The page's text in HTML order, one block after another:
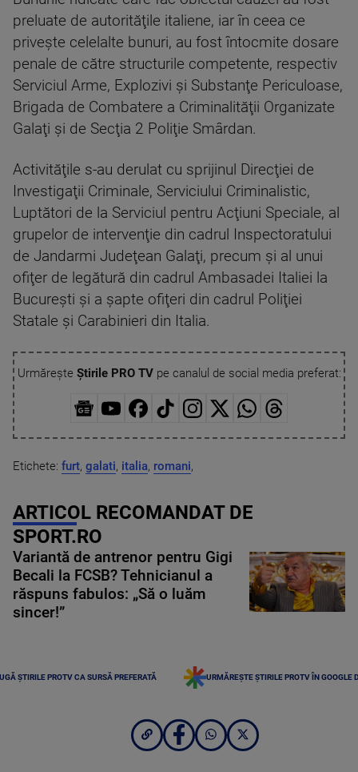
preluate de autorităţile italiene, iar în ceea ce
priveşte celelalte bunuri, au fost întocmite dosare
penale de către structurile competente, respectiv
Serviciul Arme, Explozivi şi Substanţe Periculoase,
Brigada de Combatere a Criminalităţii Organizate
Galaţi şi de Secţia 2 Poliţie Smârdan.
Activităţile s-au derulat cu sprijinul Direcţiei de
Investigaţii Criminale, Serviciului Criminalistic,
Luptători de la Serviciul pentru Acţiuni Speciale, al
grupelor de intervenţie din cadrul Inspectoratului
de Jandarmi Judeţean Galaţi, precum şi al unui
ofiţer de legătură din cadrul Ambasadei Italiei la
Bucureşti şi a şapte ofiţeri din cadrul Poliţiei
Statale şi Carabinieri din Italia.
Urmărește Știrile PRO TVpe canalul de social media preferat:
Etichete: furt, galati, italia, romani,
ARTICOL RECOMANDAT DE
SPORT.RO
Variantă de antrenor pentru Gigi
Becali la FCSB? Tehnicianul a
răspuns fabulos: „Să o luăm
sincer!”
ȘTIRILE PROTV CA SURSĂ PREFERATĂ URMĂREȘTE ȘTIRILE PROTV ÎN GOOGLE